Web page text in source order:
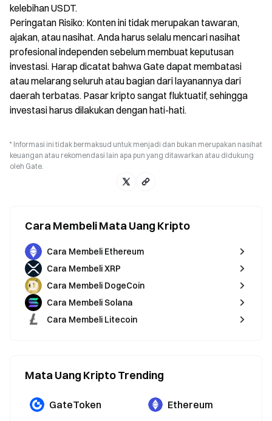
kelebihan USDT.
Peringatan Risiko: Konten ini tidak merupakan tawaran,
ajakan, atau nasihat. Anda harus selalu mencari nasihat
profesional independen sebelum membuat keputusan
investasi. Harap dicatat bahwa Gate dapat membatasi
atau melarang seluruh atau bagian dari layanannya dari
daerah terbatas. Pasar kripto sangat fluktuatif, sehingga
investasi harus dilakukan dengan hati-hati.
* Informasi ini tidak bermaksud untuk menjadi dan bukan merupakan nasihat
keuangan atau rekomendasi lain apa pun yang ditawarkan atau didukung
oleh Gate.
Cara Membeli Mata Uang Kripto
Cara Membeli Ethereum
Cara Membeli XRP
Cara Membeli DogeCoin
Cara Membeli Solana
Cara Membeli Litecoin
Mata Uang Kripto Trending
GateToken Ethereum